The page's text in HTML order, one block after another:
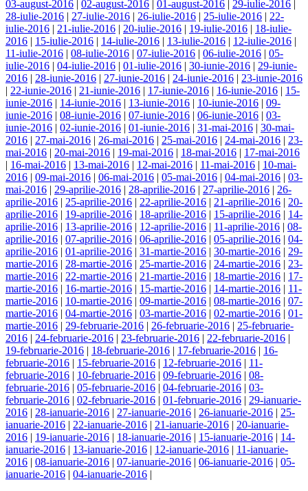
03-august-2016 | 02-august-2016 | 01-august-2016 | 29-iulie-2016 |
28-iulie-2016 | 27-iulie-2016 | 26-iulie-2016 | 25-iulie-2016 | 22-
iulie-2016 | 21-iulie-2016 | 20-iulie-2016 | 19-iulie-2016 | 18-iulie-
2016 | 15-iulie-2016 | 14-iulie-2016 | 13-iulie-2016 | 12-iulie-2016 |
11-iulie-2016 | 08-iulie-2016 | 07-iulie-2016 | 06-iulie-2016 | 05-
iulie-2016 | 04-iulie-2016 | 01-iulie-2016 | 30-iunie-2016 | 29-iunie-
2016 | 28-iunie-2016 | 27-iunie-2016 | 24-iunie-2016 | 23-iunie-2016
| 22-iunie-2016 | 21-iunie-2016 | 17-iunie-2016 | 16-iunie-2016 | 15-
iunie-2016 | 14-iunie-2016 | 13-iunie-2016 | 10-iunie-2016 | 09-
iunie-2016 | 08-iunie-2016 | 07-iunie-2016 | 06-iunie-2016 | 03-
iunie-2016 | 02-iunie-2016 | 01-iunie-2016 | 31-mai-2016 | 30-mai-
2016 | 27-mai-2016 | 26-mai-2016 | 25-mai-2016 | 24-mai-2016 | 23-
mai-2016 | 20-mai-2016 | 19-mai-2016 | 18-mai-2016 | 17-mai-2016
| 16-mai-2016 | 13-mai-2016 | 12-mai-2016 | 11-mai-2016 | 10-mai-
2016 | 09-mai-2016 | 06-mai-2016 | 05-mai-2016 | 04-mai-2016 | 03-
mai-2016 | 29-aprilie-2016 | 28-aprilie-2016 | 27-aprilie-2016 | 26-
aprilie-2016 | 25-aprilie-2016 | 22-aprilie-2016 | 21-aprilie-2016 | 20-
aprilie-2016 | 19-aprilie-2016 | 18-aprilie-2016 | 15-aprilie-2016 | 14-
aprilie-2016 | 13-aprilie-2016 | 12-aprilie-2016 | 11-aprilie-2016 | 08-
aprilie-2016 | 07-aprilie-2016 | 06-aprilie-2016 | 05-aprilie-2016 | 04-
aprilie-2016 | 01-aprilie-2016 | 31-martie-2016 | 30-martie-2016 | 29-
martie-2016 | 28-martie-2016 | 25-martie-2016 | 24-martie-2016 | 23-
martie-2016 | 22-martie-2016 | 21-martie-2016 | 18-martie-2016 | 17-
martie-2016 | 16-martie-2016 | 15-martie-2016 | 14-martie-2016 | 11-
martie-2016 | 10-martie-2016 | 09-martie-2016 | 08-martie-2016 | 07-
martie-2016 | 04-martie-2016 | 03-martie-2016 | 02-martie-2016 | 01-
martie-2016 | 29-februarie-2016 | 26-februarie-2016 | 25-februarie-
2016 | 24-februarie-2016 | 23-februarie-2016 | 22-februarie-2016 |
19-februarie-2016 | 18-februarie-2016 | 17-februarie-2016 | 16-
februarie-2016 | 15-februarie-2016 | 12-februarie-2016 | 11-
februarie-2016 | 10-februarie-2016 | 09-februarie-2016 | 08-
februarie-2016 | 05-februarie-2016 | 04-februarie-2016 | 03-
februarie-2016 | 02-februarie-2016 | 01-februarie-2016 | 29-ianuarie-
2016 | 28-ianuarie-2016 | 27-ianuarie-2016 | 26-ianuarie-2016 | 25-
ianuarie-2016 | 22-ianuarie-2016 | 21-ianuarie-2016 | 20-ianuarie-
2016 | 19-ianuarie-2016 | 18-ianuarie-2016 | 15-ianuarie-2016 | 14-
ianuarie-2016 | 13-ianuarie-2016 | 12-ianuarie-2016 | 11-ianuarie-
2016 | 08-ianuarie-2016 | 07-ianuarie-2016 | 06-ianuarie-2016 | 05-
ianuarie-2016 | 04-ianuarie-2016 |